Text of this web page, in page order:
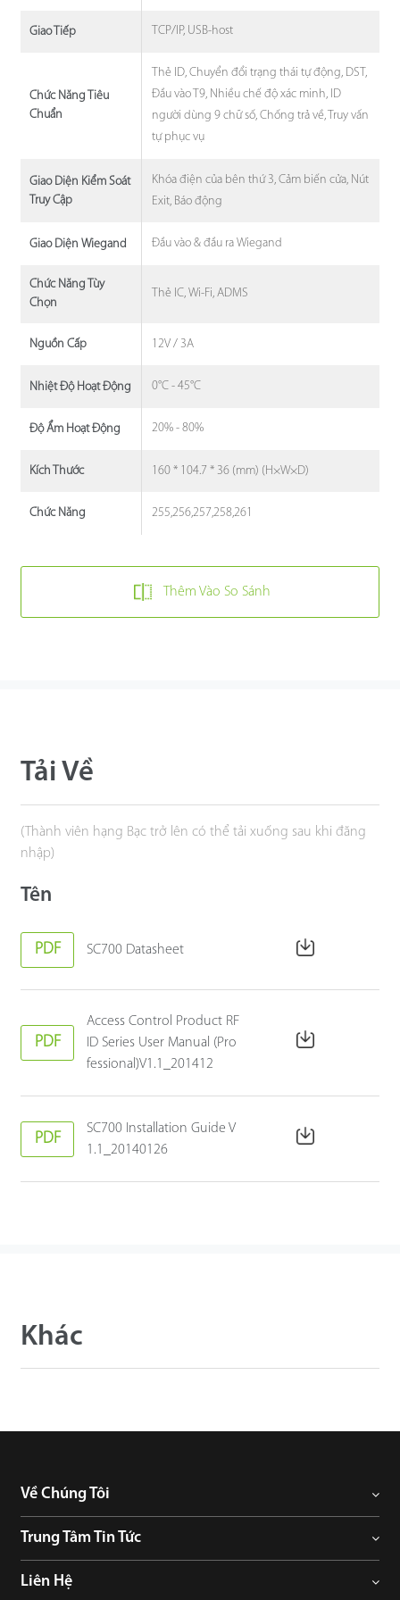
Giao Tiếp TCP/IP, USB-host
Chức Năng Tiêu
Chuẩn
Thẻ ID, Chuyển đổi trạng thái tự động, DST,
Đầu vào T9, Nhiều chế độ xác minh, ID
người dùng 9 chữ số, Chống trả về, Truy vấn
tự phục vụ
Giao Diện Kiểm Soát
Truy Cập
Khóa điện của bên thứ 3, Cảm biến cửa, Nút
Exit, Báo động
Giao Diện Wiegand Đầu vào & đầu ra Wiegand
Chức Năng Tùy
Chọn
Thẻ IC, Wi-Fi, ADMS
Nguồn Cấp 12V / 3A
Nhiệt Độ Hoạt Động 0°C - 45°C
Độ Ẩm Hoạt Động 20% - 80%
Kích Thước 160 * 104.7 * 36 (mm) (H×W×D)
Chức Năng 255,256,257,258,261
Thêm Vào So Sánh
Tải Về
(Thành viên hạng Bạc trở lên có thể tải xuống sau khi đăng
nhập)
Tên
PDF SC700 Datasheet
PDF
Access Control Product RF
ID Series User Manual (Pro
fessional)V1.1_201412
PDF
SC700 Installation Guide V
1.1_20140126
Khác
Về Chúng Tôi
Trung Tâm Tin Tức
Liên Hệ